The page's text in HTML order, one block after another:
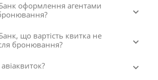
оформлення агентами
що вартість квитка не
бронювання?